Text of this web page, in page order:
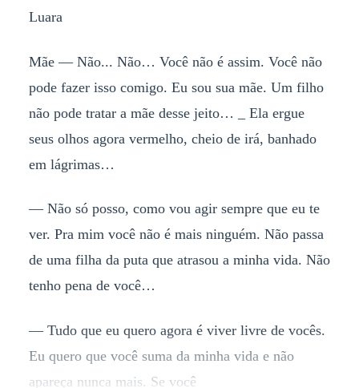
Luara
Mãe — Não... Não… Você não é assim. Você não
pode fazer isso comigo. Eu sou sua mãe. Um filho
não pode tratar a mãe desse jeito… _ Ela ergue
seus olhos agora vermelho, cheio de irá, banhado
em lágrimas…
— Não só posso, como vou agir sempre que eu te
ver. Pra mim você não é mais ninguém. Não passa
de uma filha da puta que atrasou a minha vida. Não
tenho pena de você…
— Tudo que eu quero agora é viver livre de vocês.
Eu quero que você suma da minha vida e não
apareça nunca mais. Se você